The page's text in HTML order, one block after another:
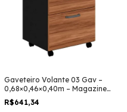
Gaveteiro Volante 03 Gav –
0,68×0,46×0,40m – Magazine
Silva – NOGAL
SEVILHA/PRETO – 21409
R$641,34